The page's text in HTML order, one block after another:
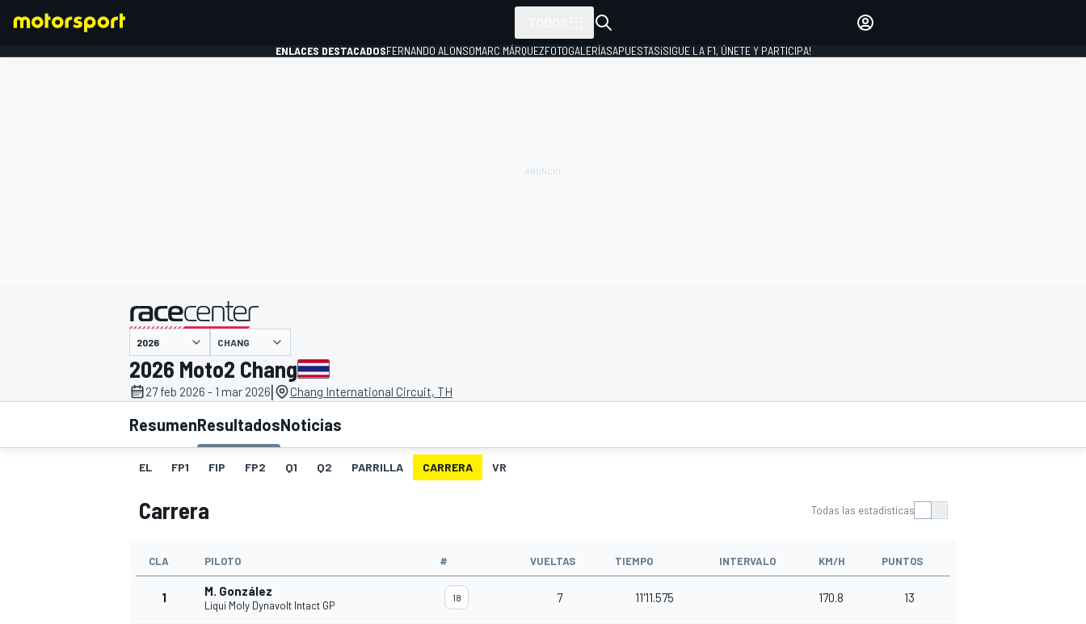
INDYCAR WRC
ENLACES DESTACADOSFERNANDO ALONSOMARC MÁRQUEZFOTOGALERÍASAPUESTAS¡SIGUE LA F1, ÚNETE Y PARTICIPA!
presentado por
CHANG
2026 Moto2 Chang
27 feb 2026 - 1 mar 2026| Chang International Circuit, TH
ResumenResultadosNoticias
EL FP1 FIP FP2 Q1 Q2 PARRILLA CARRERA VR
Carrera Todas las estadísticas
CLA PILOTO # VUELTAS TIEMPO INTERVALO KM/H PUNTOS
1 M. González
Liqui Moly Dynavolt Intact GP
18 7 11'11.575 170.8 13